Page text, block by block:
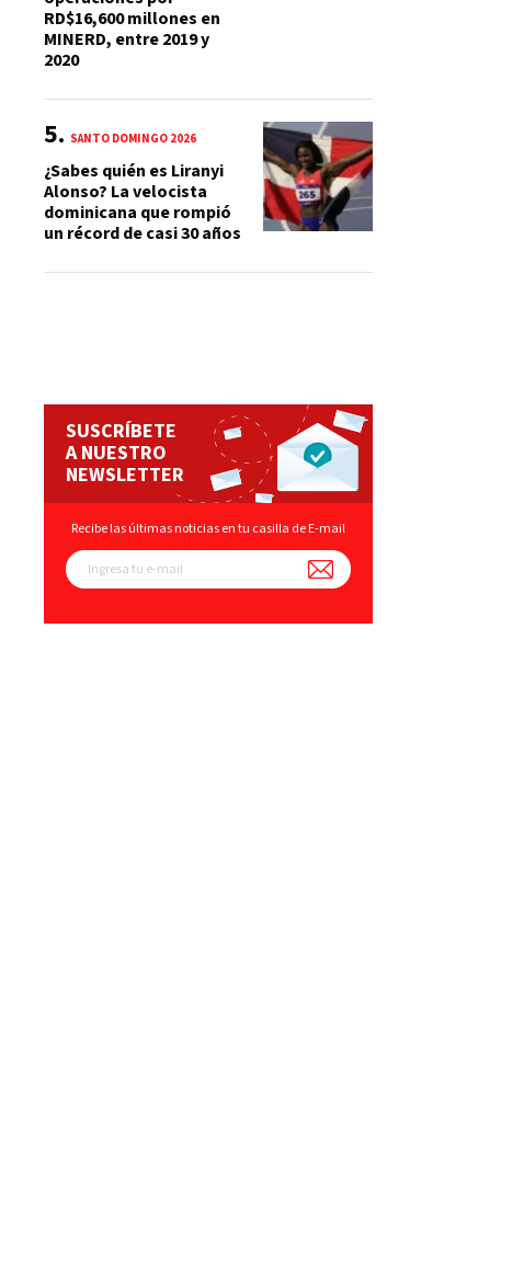
RD$16,600 millones en
MINERD, entre 2019 y
2020
SANTO DOMINGO 2026
¿Sabes quién es Liranyi
Alonso? La velocista
dominicana que rompió
un récord de casi 30 años
SUSCRÍBETE
A NUESTRO
NEWSLETTER
Recibe las últimas noticias en tu casilla de E-mail